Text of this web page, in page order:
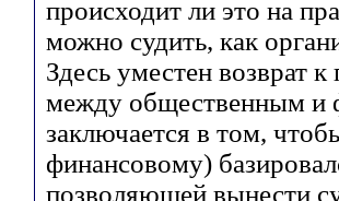
происходит ли это на
можно судить, как
Здесь уместен возврат
между общественным и
заключается в том,
финансовому)
позволяющей вынести